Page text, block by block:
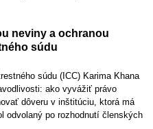
neviny a ochranou
súdu
súdu (ICC) Karima Khana
ako vyvážiť právo
dôveru v inštitúciu, ktorá má
odvolaný po rozhodnutí členských